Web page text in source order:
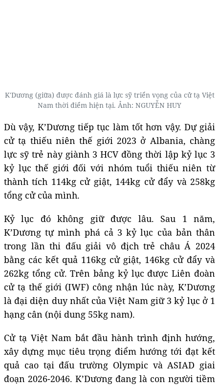
K'Dương (giữa) được đánh giá là lực sỹ triển vọng của cử tạ Việt
Nam thời điểm hiện tại. Ảnh: NGUYỄN HUY
Dù vậy, K’Dương tiếp tục làm tốt hơn vậy. Dự giải
cử tạ thiếu niên thế giới 2023 ở Albania, chàng
lực sỹ trẻ này giành 3 HCV đồng thời lập kỷ lục 3
kỷ lục thế giới đối với nhóm tuổi thiếu niên từ
thành tích 114kg cử giật, 144kg cử đẩy và 258kg
tổng cử của mình.
Kỷ lục đó không giữ được lâu. Sau 1 năm,
K’Dương tự mình phá cả 3 kỷ lục của bản thân
trong lần thi đấu giải vô địch trẻ châu Á 2024
bằng các kết quả 116kg cử giật, 146kg cử đẩy và
262kg tổng cử. Trên bảng kỷ lục được Liên đoàn
cử tạ thế giới (IWF) công nhận lúc này, K’Dương
là đại diện duy nhất của Việt Nam giữ 3 kỷ lục ở 1
hạng cân (nội dung 55kg nam).
Cử tạ Việt Nam bắt đầu hành trình định hướng,
xây dựng mục tiêu trọng điểm hướng tới đạt kết
quả cao tại đấu trường Olympic và ASIAD giai
đoạn 2026-2046. K’Dương đang là con người tiềm